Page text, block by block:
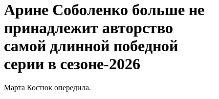
Арине Соболенко больше не
принадлежит авторство
самой длинной победной
серии в сезоне-2026
Марта Костюк опередила.